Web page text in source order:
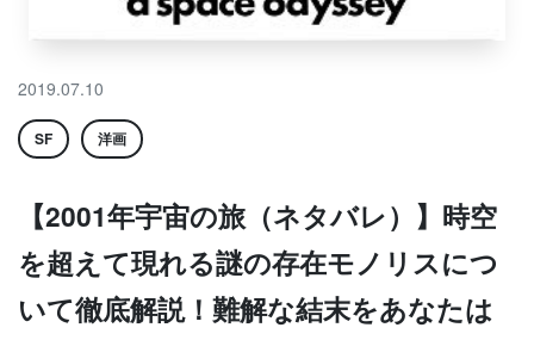
2019.07.10
SF 洋画
【2001年宇宙の旅（ネタバレ）】時空
を超えて現れる謎の存在モノリスにつ
いて徹底解説！難解な結末をあなたは